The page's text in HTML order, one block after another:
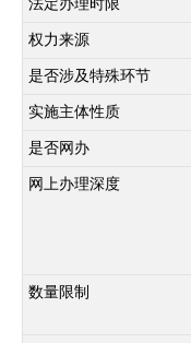
法定办理时限
权力来源
是否涉及特殊环节
实施主体性质
是否网办
网上办理深度
数量限制